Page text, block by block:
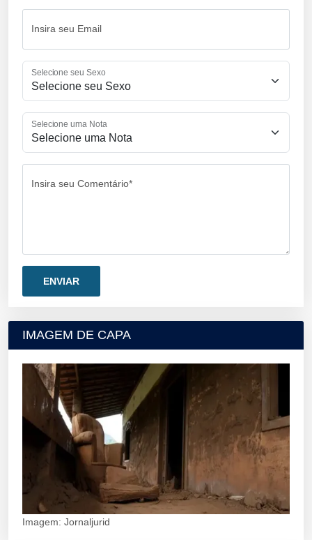
Insira seu Email
Selecione seu Sexo
Selecione uma Nota
Insira seu Comentário*
IMAGEM DE CAPA
Imagem: Jornaljurid